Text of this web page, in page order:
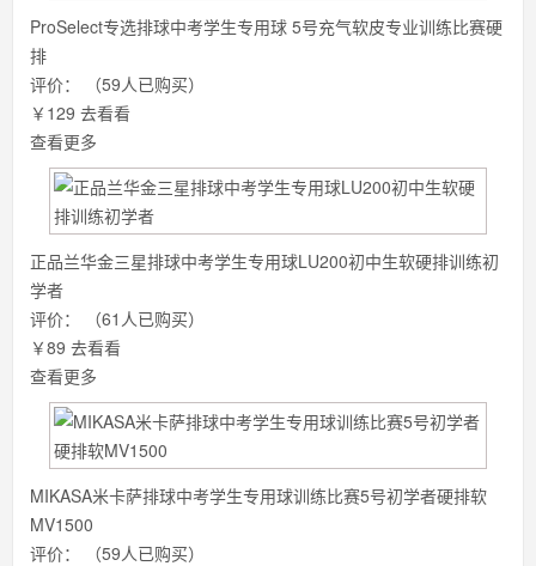
ProSelect专选排球中考学生专用球 5号充气软皮专业训练比赛硬
排
评价：
（59人已购买）
￥129 去看看
查看更多
正品兰华金三星排球中考学生专用球LU200初中生软硬排训练初
学者
评价：
（61人已购买）
￥89 去看看
查看更多
MIKASA米卡萨排球中考学生专用球训练比赛5号初学者硬排软
MV1500
评价：
（59人已购买）